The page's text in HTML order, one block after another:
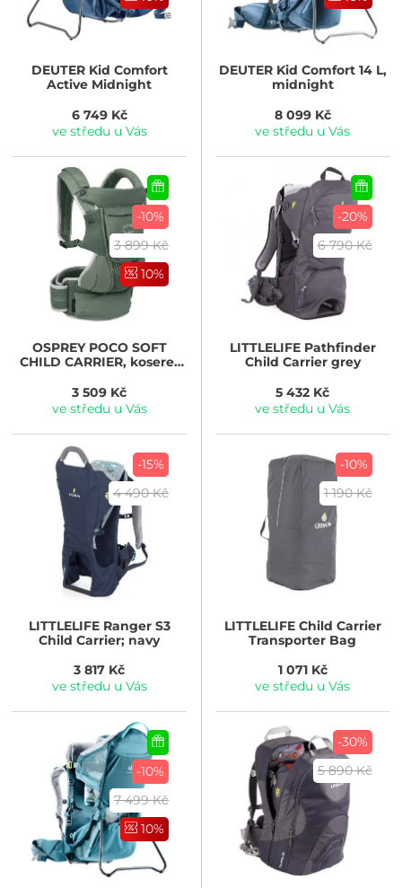
DEUTERKid Comfort
Active Midnight
6 749 Kč
ve středu u Vás
DEUTERKid Comfort 14 L,
midnight
8 099 Kč
ve středu u Vás
-10%
3 899 Kč
10%
OSPREYPOCO SOFT
CHILD CARRIER, koseret
3 509 Kč
ve středu u Vás
-20%
6 790 Kč
LITTLELIFEPathfinder
Child Carrier grey
5 432 Kč
ve středu u Vás
-15%
4 490 Kč
LITTLELIFERanger S3
Child Carrier; navy
3 817 Kč
ve středu u Vás
-10%
1 190 Kč
LITTLELIFEChild Carrier
Transporter Bag
1 071 Kč
ve středu u Vás
-10%
7 499 Kč
10%
-30%
5 890 Kč